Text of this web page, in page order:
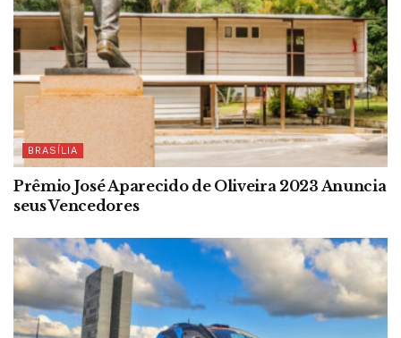
BRASÍLIA
Prêmio José Aparecido de Oliveira 2023 Anuncia
seus Vencedores